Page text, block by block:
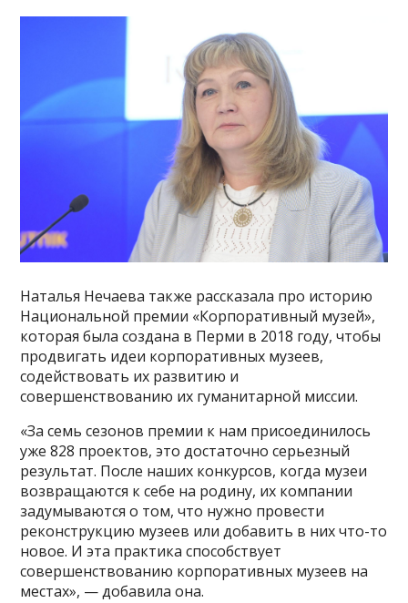
Наталья Нечаева также рассказала про историю
Национальной премии «Корпоративный музей»,
которая была создана в Перми в 2018 году, чтобы
продвигать идеи корпоративных музеев,
содействовать их развитию и
совершенствованию их гуманитарной миссии.
«За семь сезонов премии к нам присоединилось
уже 828 проектов, это достаточно серьезный
результат. После наших конкурсов, когда музеи
возвращаются к себе на родину, их компании
задумываются о том, что нужно провести
реконструкцию музеев или добавить в них что-то
новое. И эта практика способствует
совершенствованию корпоративных музеев на
местах», — добавила она.